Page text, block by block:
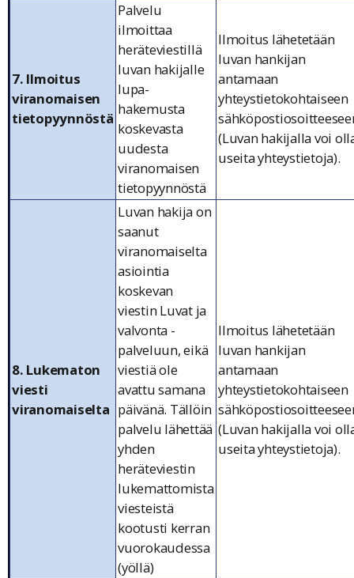
7. Ilmoitus
viranomaisen
tietopyynnöstä
Palvelu
ilmoittaa
heräteviestillä
luvan hakijalle
lupa-
hakemusta
koskevasta
uudesta
viranomaisen
tietopyynnöstä
Ilmoitus lähetetään
luvan hankijan
antamaan
yhteystietokohtaiseen
(Luvan hakijalla voi
useita yhteystietoja).
8. Lukematon
viesti
viranomaiselta
Luvan hakija on
saanut
viranomaiselta
asiointia
koskevan
viestin Luvat ja
valvonta -
palveluun, eikä
viestiä ole
avattu samana
päivänä. Tällöin
palvelu lähettää
yhden
heräteviestin
lukemattomista
viesteistä
kootusti kerran
vuorokaudessa
(yöllä)
Ilmoitus lähetetään
luvan hankijan
antamaan
yhteystietokohtaiseen
(Luvan hakijalla voi
useita yhteystietoja).